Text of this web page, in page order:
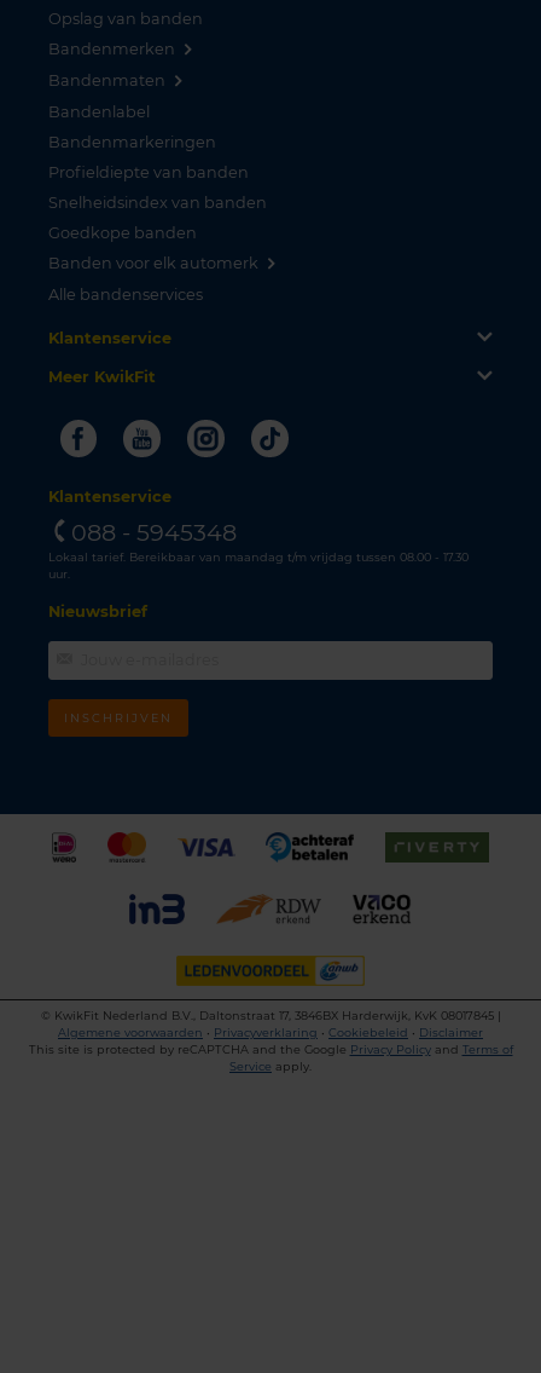
Opslag van banden
Bandenmerken
Bandenmaten
Bandenlabel
Bandenmarkeringen
Profieldiepte van banden
Snelheidsindex van banden
Goedkope banden
Banden voor elk automerk
Alle bandenservices
Klantenservice
Meer KwikFit
FacebookYoutubeInstagram
Tiktok
Klantenservice
088 - 5945348
Lokaal tarief. Bereikbaar van maandag t/m vrijdag tussen 08.00 - 17.30
uur.
Nieuwsbrief
INSCHRIJVEN
©
KwikFit Nederland B.V., Daltonstraat 17, 3846BX Harderwijk, KvK 08017845 |
Algemene voorwaarden • Privacyverklaring • Cookiebeleid • Disclaimer
This site is protected by reCAPTCHA and the Google Privacy Policyand Terms of
Service apply.